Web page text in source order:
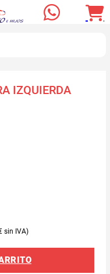
IZQUIERDA